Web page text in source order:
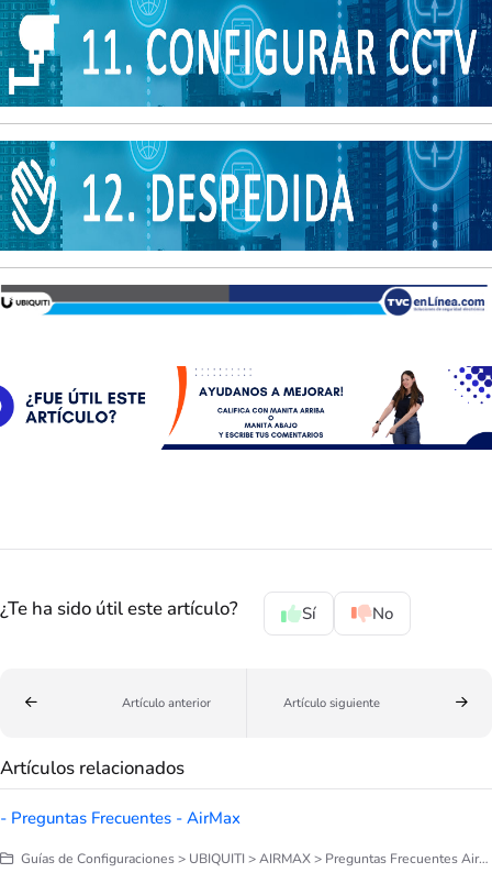
¿Te ha sido útil este artículo? Sí No
Artículo anterior Artículo siguiente
Artículos relacionados
- Preguntas Frecuentes - AirMax
Guías de Configuraciones > UBIQUITI > AIRMAX > Preguntas Frecuentes AirMax